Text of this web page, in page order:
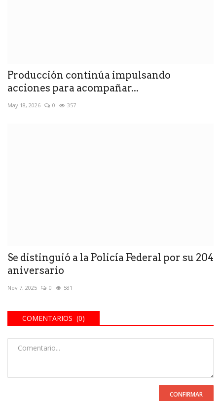
Producción continúa impulsando
acciones para acompañar...
May 18, 2026 0 357
Se distinguió a la Policía Federal por su 204
aniversario
Nov 7, 2025 0 581
COMENTARIOS (0)
CONFIRMAR